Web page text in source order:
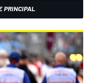
PRINCIPAL